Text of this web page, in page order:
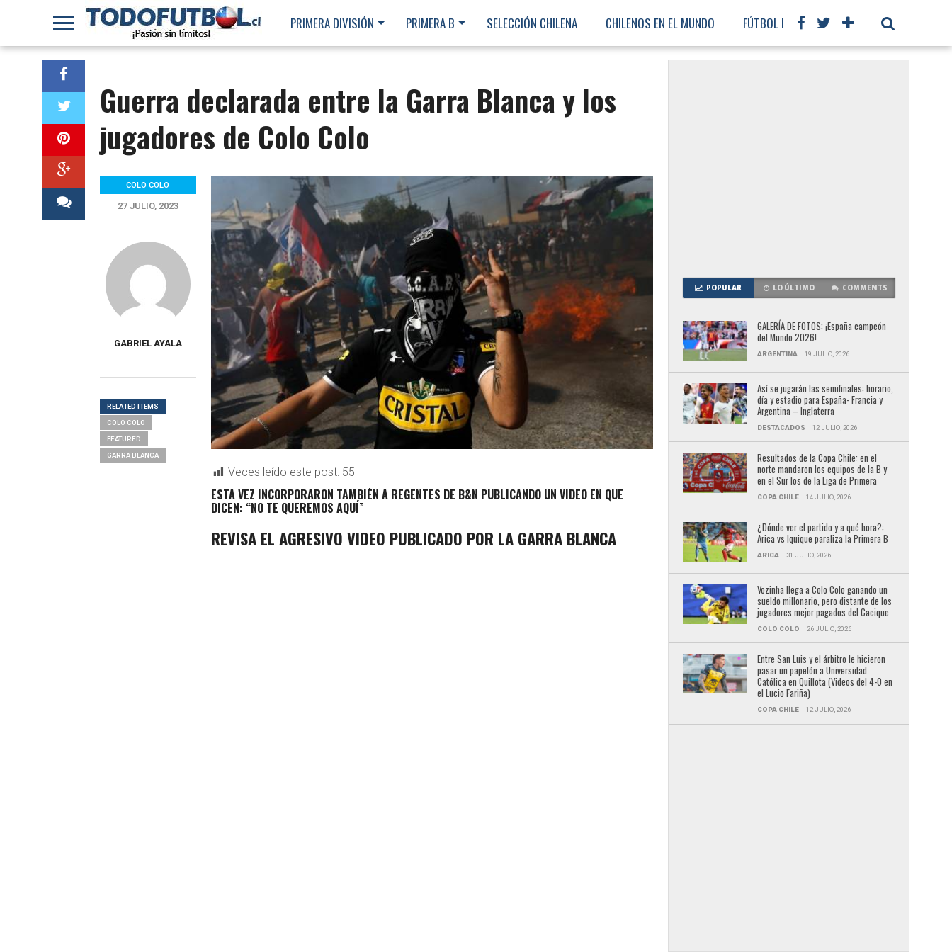
PRIMERA DIVISIÓN PRIMERA B SELECCIÓN CHILENA CHILENOS EN EL MUNDO FÚTBOL INTERNACIONAL
Guerra declarada entre la Garra Blanca y los
jugadores de Colo Colo
Veces leído este post: 55
ESTA VEZ INCORPORARON TAMBIÉN A REGENTES DE B&N PUBLICANDO UN VIDEO EN QUE
DICEN: “NO TE QUEREMOS AQUÍ”
REVISA EL AGRESIVO VIDEO PUBLICADO POR LA GARRA BLANCA
COLO COLO
27 JULIO, 2023
GABRIEL AYALA
RELATED ITEMS
COLO COLO
FEATURED
GARRA BLANCA
POPULAR LO ÚLTIMO COMMENTS
GALERÍA DE FOTOS: ¡España campeón
del Mundo 2026!
ARGENTINA 19 JULIO, 2026
Así se jugarán las semifinales: horario,
día y estadio para España- Francia y
Argentina – Inglaterra
DESTACADOS 12 JULIO, 2026
Resultados de la Copa Chile: en el
norte mandaron los equipos de la B y
en el Sur los de la Liga de Primera
COPA CHILE 14 JULIO, 2026
¿Dónde ver el partido y a qué hora?:
Arica vs Iquique paraliza la Primera B
ARICA 31 JULIO, 2026
Vozinha llega a Colo Colo ganando un
sueldo millonario, pero distante de los
jugadores mejor pagados del Cacique
COLO COLO 26 JULIO, 2026
Entre San Luis y el árbitro le hicieron
pasar un papelón a Universidad
Católica en Quillota (Videos del 4-0 en
el Lucio Fariña)
COPA CHILE 12 JULIO, 2026